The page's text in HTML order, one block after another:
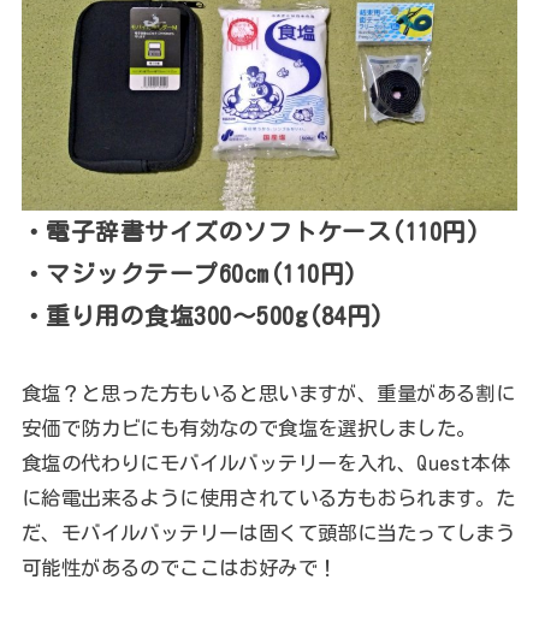
・電子辞書サイズのソフトケース(110円)
・マジックテープ60cm(110円)
・重り用の食塩300～500g(84円)
食塩？と思った方もいると思いますが、重量がある割に
安価で防カビにも有効なので食塩を選択しました。
食塩の代わりにモバイルバッテリーを入れ、Quest本体
に給電出来るように使用されている方もおられます。た
だ、モバイルバッテリーは固くて頭部に当たってしまう
可能性があるのでここはお好みで！